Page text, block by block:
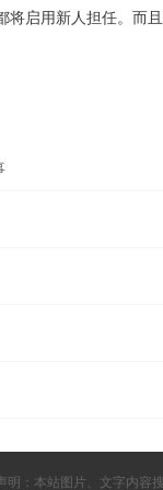
启用新人担任。而
明：本站图片、文字内容